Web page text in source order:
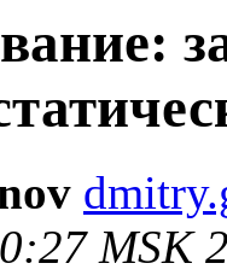
MSK